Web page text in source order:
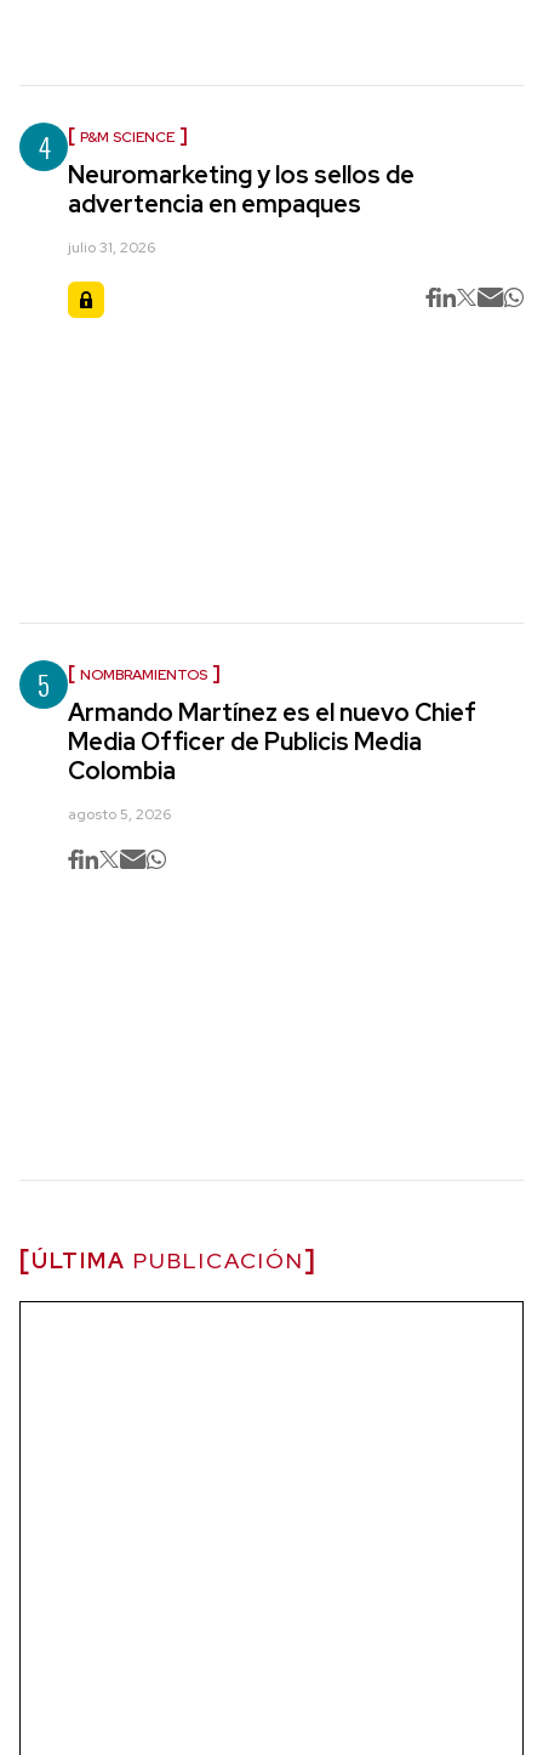
4 P&M SCIENCE
Neuromarketing y los sellos de
advertencia en empaques
julio 31, 2026
5 NOMBRAMIENTOS
Armando Martínez es el nuevo Chief
Media Officer de Publicis Media
Colombia
agosto 5, 2026
ÚLTIMA PUBLICACIÓN